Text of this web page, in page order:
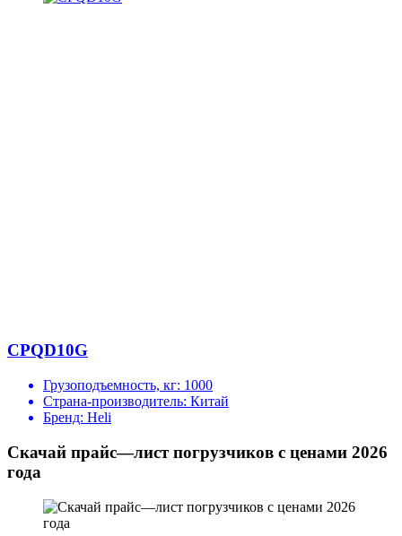
CPQD10G
Грузоподъемность, кг: 1000
Страна-производитель: Китай
Бренд: Heli
Скачай прайс—лист погрузчиков с ценами 2026
года